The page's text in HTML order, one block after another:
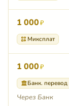
1 000₽
Миксплат
1 000₽
Банк. перевод
Через Банк